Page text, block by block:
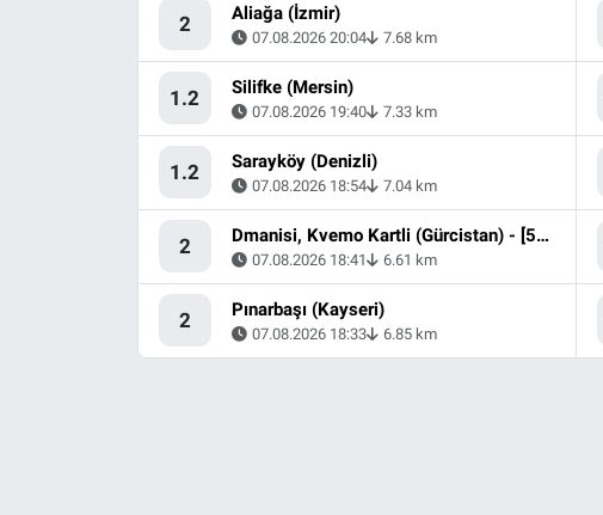
2 Aliağa (İzmir)
07.08.2026 20:04 7.68 km
1.2 Silifke (Mersin)
07.08.2026 19:40 7.33 km
1.2 Sarayköy (Denizli)
07.08.2026 18:54 7.04 km
2 Dmanisi, Kvemo Kartli (Gürcistan) - [53.36 km] Akyaka (Kars)
07.08.2026 18:41 6.61 km
2 Pınarbaşı (Kayseri)
07.08.2026 18:33 6.85 km